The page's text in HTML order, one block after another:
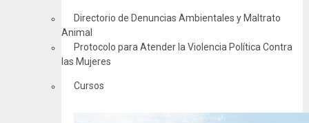
Directorio de Denuncias Ambientales y Maltrato
Animal
Protocolo para Atender la Violencia Política Contra
las Mujeres
Cursos